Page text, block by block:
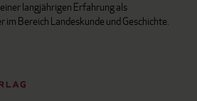
langjährigen Erfahrung als
Bereich Landeskunde und Geschichte.